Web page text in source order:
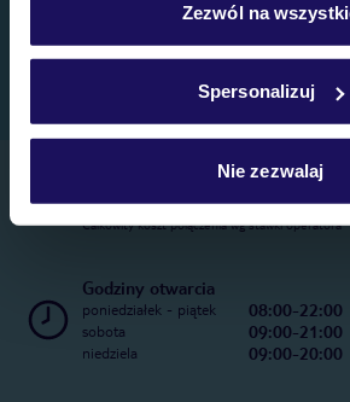
Szczegółowe informacje o plikach
Zezwól na
Spersonalizuj
Nie zezwalaj
Telefoniczne Centrum Rezerwacji
22 270 31 20
Całkowity koszt połączenia wg stawki operatora
Godziny otwarcia
poniedziałek - piątek 08:00-22:00
sobota 09:00-21:00
niedziela 09:00-20:00